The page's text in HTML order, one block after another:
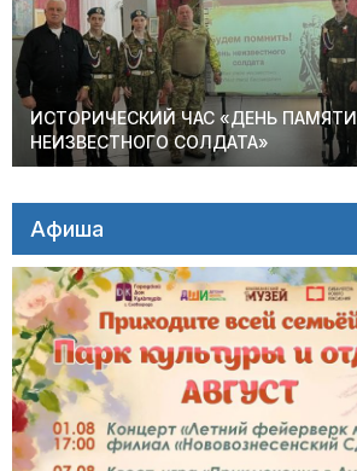
ИСТОРИЧЕСКИЙ ЧАС «ДЕНЬ ПАМЯТИ
НЕИЗВЕСТНОГО СОЛДАТА»
Афиша